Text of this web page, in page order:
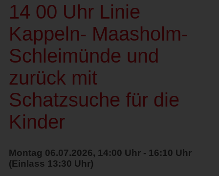
14 00 Uhr Linie
Kappeln- Maasholm-
Schleimünde und
zurück mit
Schatzsuche für die
Kinder
Montag 06.07.2026, 14:00 Uhr - 16:10 Uhr
(Einlass 13:30 Uhr)